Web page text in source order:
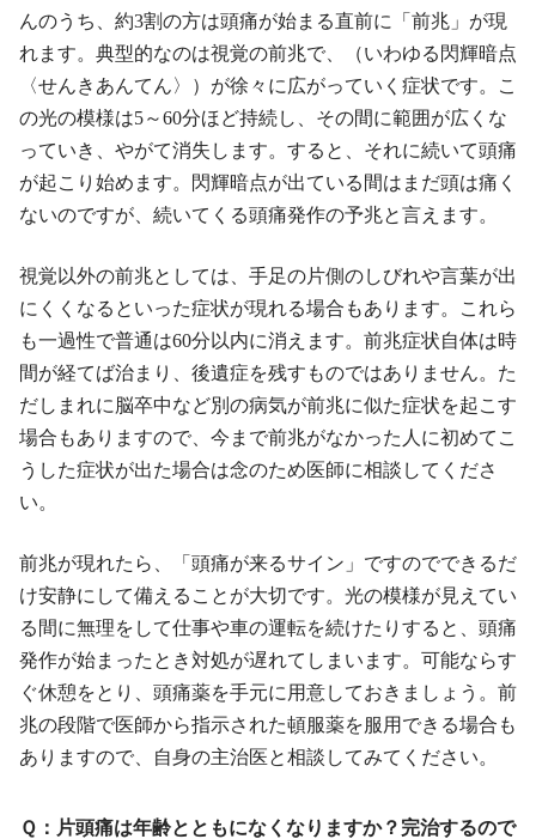
んのうち、約3割の方は頭痛が始まる直前に「前兆」が現
れます。典型的なのは視覚の前兆で、（いわゆる閃輝暗点
〈せんきあんてん〉）が徐々に広がっていく症状です。こ
の光の模様は5～60分ほど持続し、その間に範囲が広くな
っていき、やがて消失します。すると、それに続いて頭痛
が起こり始めます。閃輝暗点が出ている間はまだ頭は痛く
ないのですが、続いてくる頭痛発作の予兆と言えます。
視覚以外の前兆としては、手足の片側のしびれや言葉が出
にくくなるといった症状が現れる場合もあります。これら
も一過性で普通は60分以内に消えます。前兆症状自体は時
間が経てば治まり、後遺症を残すものではありません。た
だしまれに脳卒中など別の病気が前兆に似た症状を起こす
場合もありますので、今まで前兆がなかった人に初めてこ
うした症状が出た場合は念のため医師に相談してくださ
い。
前兆が現れたら、「頭痛が来るサイン」ですのでできるだ
け安静にして備えることが大切です。光の模様が見えてい
る間に無理をして仕事や車の運転を続けたりすると、頭痛
発作が始まったとき対処が遅れてしまいます。可能ならす
ぐ休憩をとり、頭痛薬を手元に用意しておきましょう。前
兆の段階で医師から指示された頓服薬を服用できる場合も
ありますので、自身の主治医と相談してみてください。
Ｑ：片頭痛は年齢とともになくなりますか？完治するので